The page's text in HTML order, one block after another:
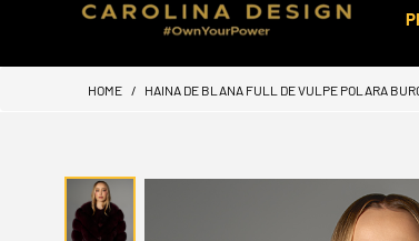
HOME HAINA DE BLANA FULL DE VULPE POLARA